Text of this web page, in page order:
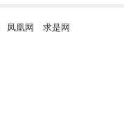
凤凰网 求是网